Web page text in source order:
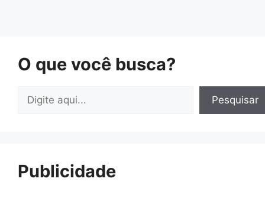
O que você busca?
Pesquisar Pesquisar
Publicidade